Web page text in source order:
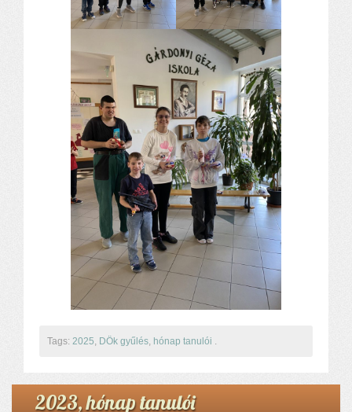
Tags: 2025, DÖk gyűlés, hónap tanulói .
2023, hónap tanulói